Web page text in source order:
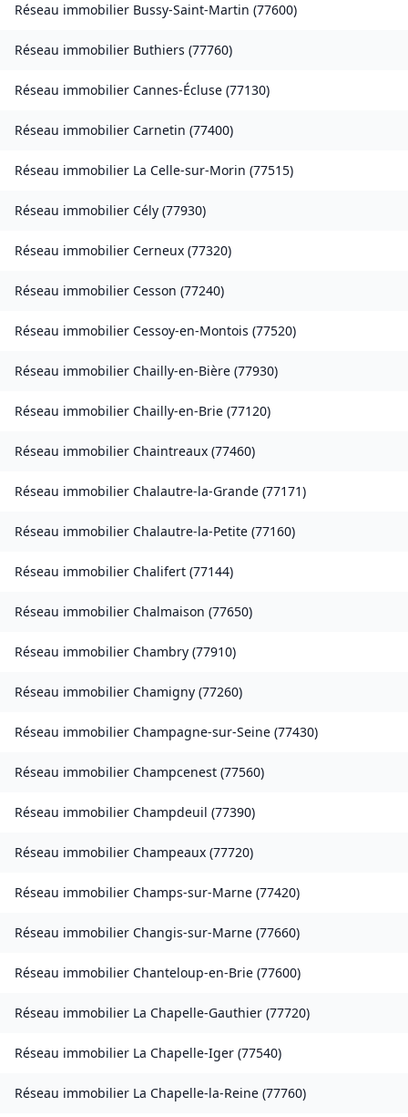
Réseau immobilier Bussy-Saint-Martin (77600)
Réseau immobilier Buthiers (77760)
Réseau immobilier Cannes-Écluse (77130)
Réseau immobilier Carnetin (77400)
Réseau immobilier La Celle-sur-Morin (77515)
Réseau immobilier Cély (77930)
Réseau immobilier Cerneux (77320)
Réseau immobilier Cesson (77240)
Réseau immobilier Cessoy-en-Montois (77520)
Réseau immobilier Chailly-en-Bière (77930)
Réseau immobilier Chailly-en-Brie (77120)
Réseau immobilier Chaintreaux (77460)
Réseau immobilier Chalautre-la-Grande (77171)
Réseau immobilier Chalautre-la-Petite (77160)
Réseau immobilier Chalifert (77144)
Réseau immobilier Chalmaison (77650)
Réseau immobilier Chambry (77910)
Réseau immobilier Chamigny (77260)
Réseau immobilier Champagne-sur-Seine (77430)
Réseau immobilier Champcenest (77560)
Réseau immobilier Champdeuil (77390)
Réseau immobilier Champeaux (77720)
Réseau immobilier Champs-sur-Marne (77420)
Réseau immobilier Changis-sur-Marne (77660)
Réseau immobilier Chanteloup-en-Brie (77600)
Réseau immobilier La Chapelle-Gauthier (77720)
Réseau immobilier La Chapelle-Iger (77540)
Réseau immobilier La Chapelle-la-Reine (77760)